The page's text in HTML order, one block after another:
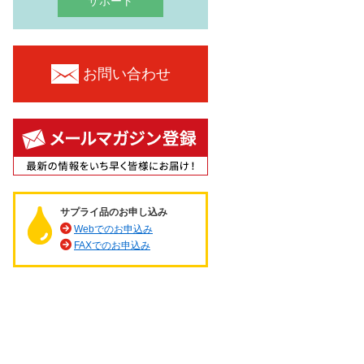
お問い合わせ
サプライ品のお申し込み
Webでのお申込み
FAXでのお申込み